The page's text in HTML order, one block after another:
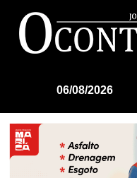
06/08/2026